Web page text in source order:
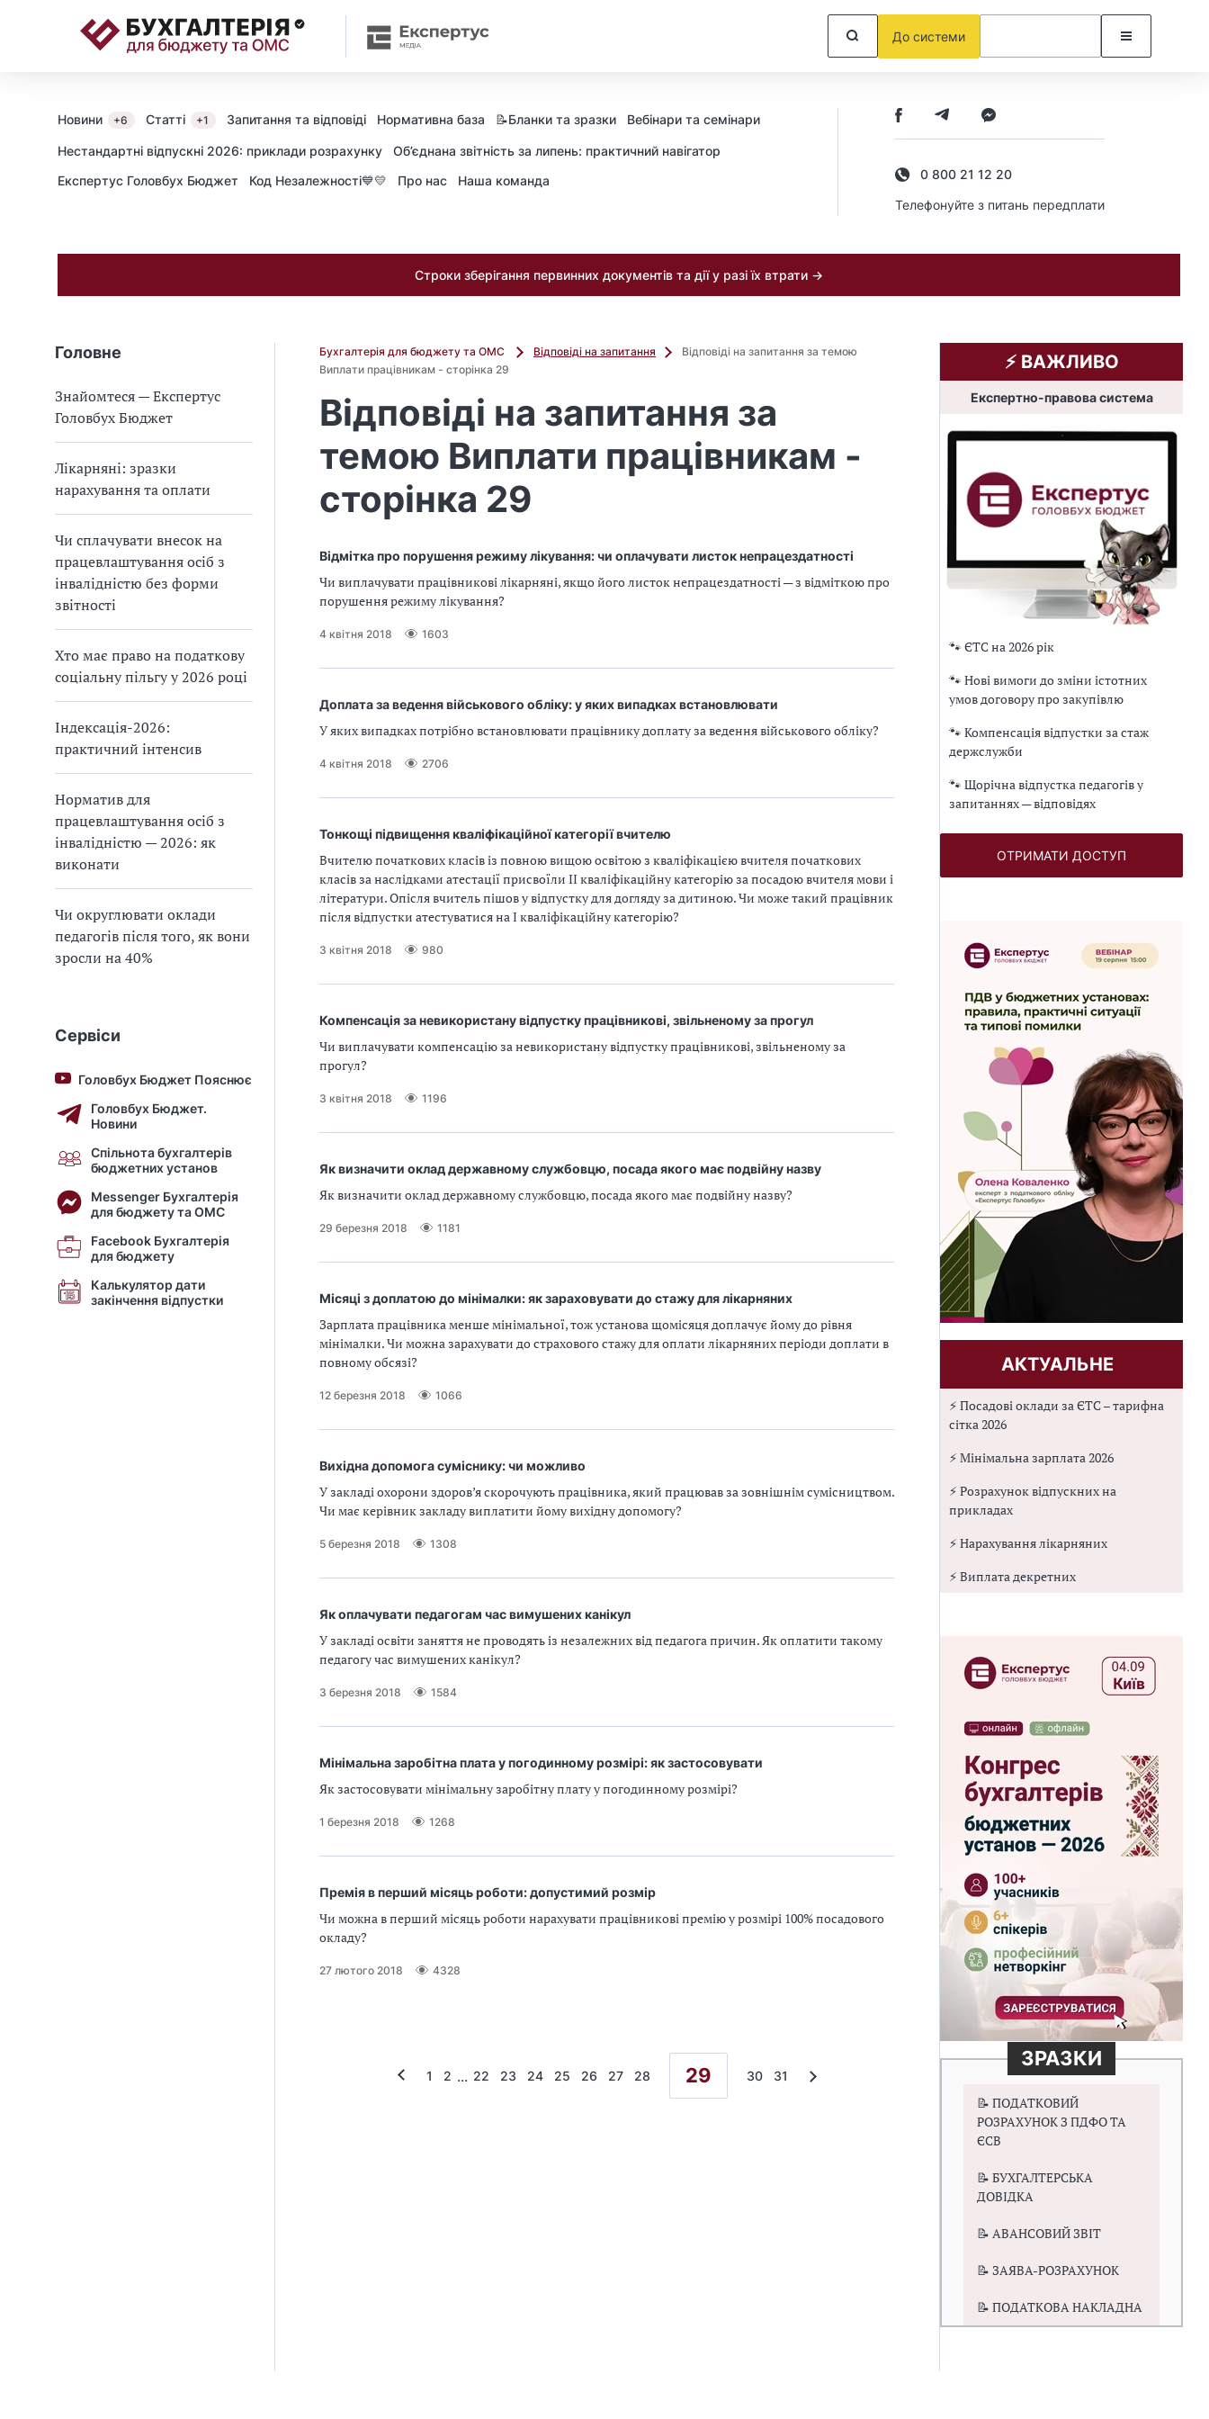
До системи
Новини +6 Статті +1 Запитання та відповіді Нормативна база 📝Бланки та зразки Вебінари та семінари
Нестандартні відпускні 2026: приклади розрахунку
Об’єднана звітність за липень: практичний навігатор
Експертус Головбух Бюджет
Код Незалежності💙💛 Про нас Наша команда
0 800 21 12 20
Телефонуйте з питань передплати
Строки зберігання первинних документів та дії у разі їх втрати →
Головне
Знайомтеся — Експертус
Головбух Бюджет
Лікарняні: зразки
нарахування та оплати
Чи сплачувати внесок на
працевлаштування осіб з
інвалідністю без форми
звітності
Хто має право на податкову
соціальну пільгу у 2026 році
Індексація-2026:
практичний інтенсив
Норматив для
працевлаштування осіб з
інвалідністю — 2026: як
виконати
Чи округлювати оклади
педагогів після того, як вони
зросли на 40%
Сервіси
Головбух Бюджет Пояснює
Головбух Бюджет.
Новини
Спільнота бухгалтерів
бюджетних установ
Messenger Бухгалтерія
для бюджету та ОМС
Facebook Бухгалтерія
для бюджету
Калькулятор дати
закінчення відпустки
Бухгалтерія для бюджету та ОМС Відповіді на запитання
Відповіді на запитання за темою
Виплати працівникам - сторінка 29
Відповіді на запитання за
темою Виплати працівникам -
сторінка 29
Відмітка про порушення режиму лікування: чи оплачувати листок непрацездатності
Чи виплачувати працівникові лікарняні, якщо його листок непрацездатності — з відміткою про
порушення режиму лікування?
4 квітня 2018 1603
Доплата за ведення військового обліку: у яких випадках встановлювати
У яких випадках потрібно встановлювати працівнику доплату за ведення військового обліку?
4 квітня 2018 2706
Тонкощі підвищення кваліфікаційної категорії вчителю
Вчителю початкових класів із повною вищою освітою з кваліфікацією вчителя початкових
класів за наслідками атестації присвоїли ІІ кваліфікаційну категорію за посадою вчителя мови і
літератури. Опісля вчитель пішов у відпустку для догляду за дитиною. Чи може такий працівник
після відпустки атестуватися на І кваліфікаційну категорію?
3 квітня 2018 980
Компенсація за невикористану відпустку працівникові, звільненому за прогул
Чи виплачувати компенсацію за невикористану відпустку працівникові, звільненому за
прогул?
3 квітня 2018 1196
Як визначити оклад державному службовцю, посада якого має подвійну назву
Як визначити оклад державному службовцю, посада якого має подвійну назву?
29 березня 2018 1181
Місяці з доплатою до мінімалки: як зараховувати до стажу для лікарняних
Зарплата працівника менше мінімальної, тож установа щомісяця доплачує йому до рівня
мінімалки. Чи можна зарахувати до страхового стажу для оплати лікарняних періоди доплати в
повному обсязі?
12 березня 2018 1066
Вихідна допомога суміснику: чи можливо
У закладі охорони здоров’я скорочують працівника, який працював за зовнішнім сумісництвом.
Чи має керівник закладу виплатити йому вихідну допомогу?
5 березня 2018 1308
Як оплачувати педагогам час вимушених канікул
У закладі освіти заняття не проводять із незалежних від педагога причин. Як оплатити такому
педагогу час вимушених канікул?
3 березня 2018 1584
Мінімальна заробітна плата у погодинному розмірі: як застосовувати
Як застосовувати мінімальну заробітну плату у погодинному розмірі?
1 березня 2018 1268
Премія в перший місяць роботи: допустимий розмір
Чи можна в перший місяць роботи нарахувати працівникові премію у розмірі 100% посадового
окладу?
27 лютого 2018 4328
1 2 ... 22 23 24 25 26 27 28 29 30 31
⚡️ ВАЖЛИВО
Експертно-правова система
🐾 ЄТС на 2026 рік
🐾 Нові вимоги до зміни істотних
умов договору про закупівлю
🐾 Компенсація відпустки за стаж
держслужби
🐾 Щорічна відпустка педагогів у
запитаннях — відповідях
ОТРИМАТИ ДОСТУП
АКТУАЛЬНЕ
⚡ Посадові оклади за ЄТС – тарифна
сітка 2026
⚡ Мінімальна зарплата 2026
⚡ Розрахунок відпускних на
прикладах
⚡ Нарахування лікарняних
⚡ Виплата декретних
ЗРАЗКИ
📝 ПОДАТКОВИЙ
РОЗРАХУНОК З ПДФО ТА
ЄСВ
📝 БУХГАЛТЕРСЬКА
ДОВІДКА
📝 АВАНСОВИЙ ЗВІТ
📝 ЗАЯВА-РОЗРАХУНОК
📝 ПОДАТКОВА НАКЛАДНА